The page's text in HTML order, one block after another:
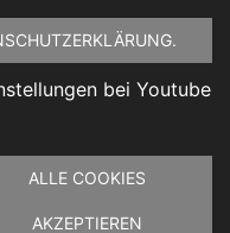
bei Youtube
ALLE COOKIES
AKZEPTIEREN